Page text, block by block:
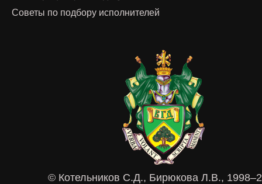
Советы по подбору исполнителей
© Котельников С.Д., Бирюкова Л.В.,